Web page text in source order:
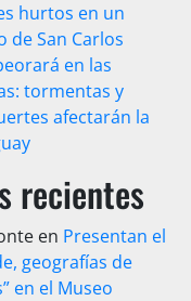
hurtos en un
de San Carlos
en las
tormentas y
afectarán la
recientes
en Presentan el
geografías de
en el Museo